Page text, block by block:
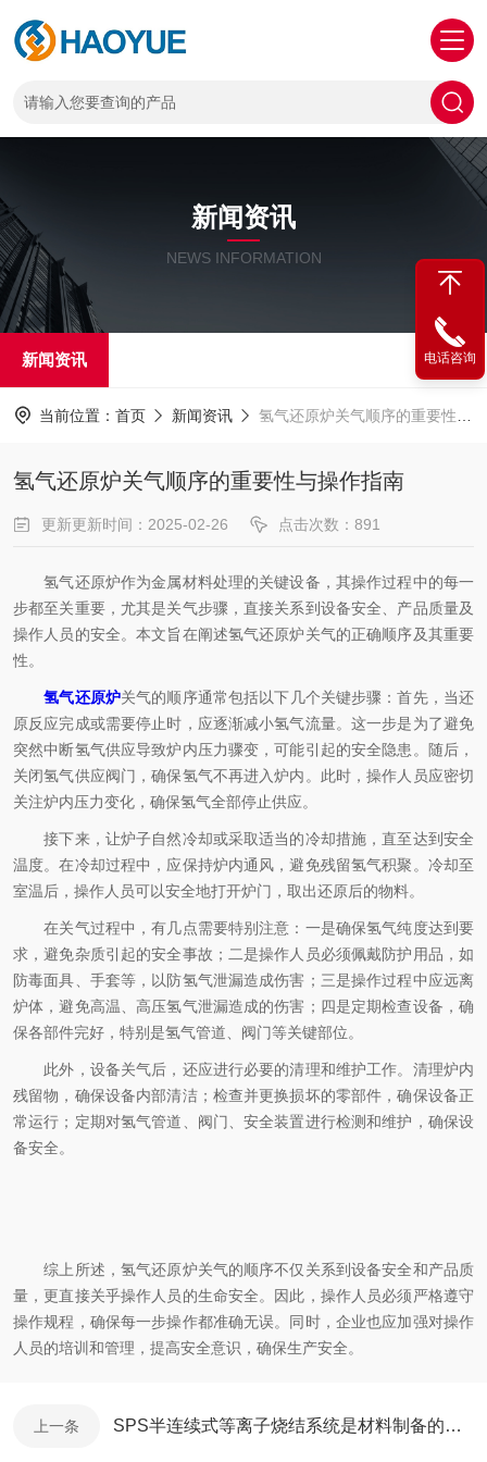
新闻资讯
NEWS INFORMATION
新闻资讯
当前位置： 首页 新闻资讯 氢气还原炉关气顺序的重要性与操作指南
氢气还原炉关气顺序的重要性与操作指南
更新更新时间：2025-02-26 点击次数：891
氢气还原炉作为金属材料处理的关键设备，其操作过程中的每一
步都至关重要，尤其是关气步骤，直接关系到设备安全、产品质量及
操作人员的安全。本文旨在阐述氢气还原炉关气的正确顺序及其重要
性。
氢气还原炉关气的顺序通常包括以下几个关键步骤：首先，当还
原反应完成或需要停止时，应逐渐减小氢气流量。这一步是为了避免
突然中断氢气供应导致炉内压力骤变，可能引起的安全隐患。随后，
关闭氢气供应阀门，确保氢气不再进入炉内。此时，操作人员应密切
关注炉内压力变化，确保氢气全部停止供应。
接下来，让炉子自然冷却或采取适当的冷却措施，直至达到安全
温度。在冷却过程中，应保持炉内通风，避免残留氢气积聚。冷却至
室温后，操作人员可以安全地打开炉门，取出还原后的物料。
在关气过程中，有几点需要特别注意：一是确保氢气纯度达到要
求，避免杂质引起的安全事故；二是操作人员必须佩戴防护用品，如
防毒面具、手套等，以防氢气泄漏造成伤害；三是操作过程中应远离
炉体，避免高温、高压氢气泄漏造成的伤害；四是定期检查设备，确
保各部件完好，特别是氢气管道、阀门等关键部位。
此外，设备关气后，还应进行必要的清理和维护工作。清理炉内
残留物，确保设备内部清洁；检查并更换损坏的零部件，确保设备正
常运行；定期对氢气管道、阀门、安全装置进行检测和维护，确保设
备安全。
综上所述，氢气还原炉关气的顺序不仅关系到设备安全和产品质
量，更直接关乎操作人员的生命安全。因此，操作人员必须严格遵守
操作规程，确保每一步操作都准确无误。同时，企业也应加强对操作
人员的培训和管理，提高安全意识，确保生产安全。
上一条 SPS半连续式等离子烧结系统是材料制备的前沿设备
电话咨询